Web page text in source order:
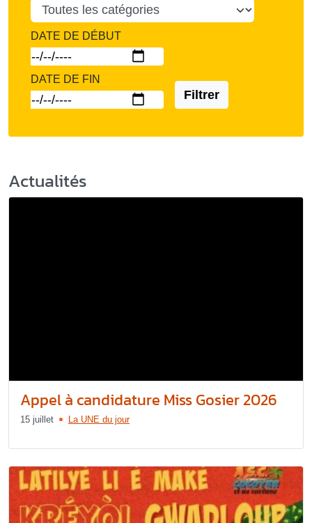
DATE DE DÉBUT
DATE DE FIN
Filtrer
Actualités
Appel à candidature Miss Gosier 2026
15 juillet La UNE du jour